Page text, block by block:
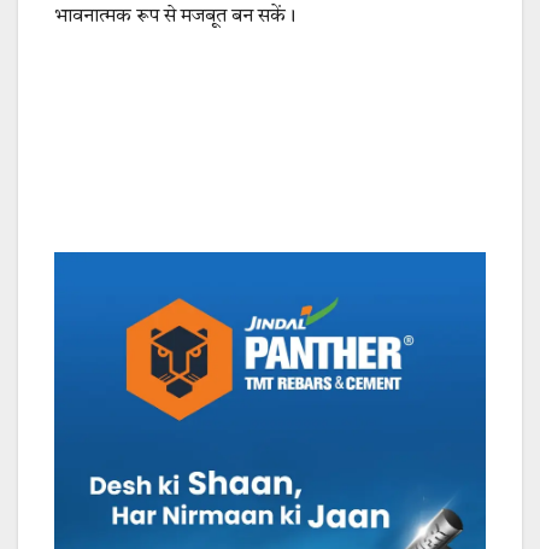
भावनात्मक रूप से मजबूत बन सकें।